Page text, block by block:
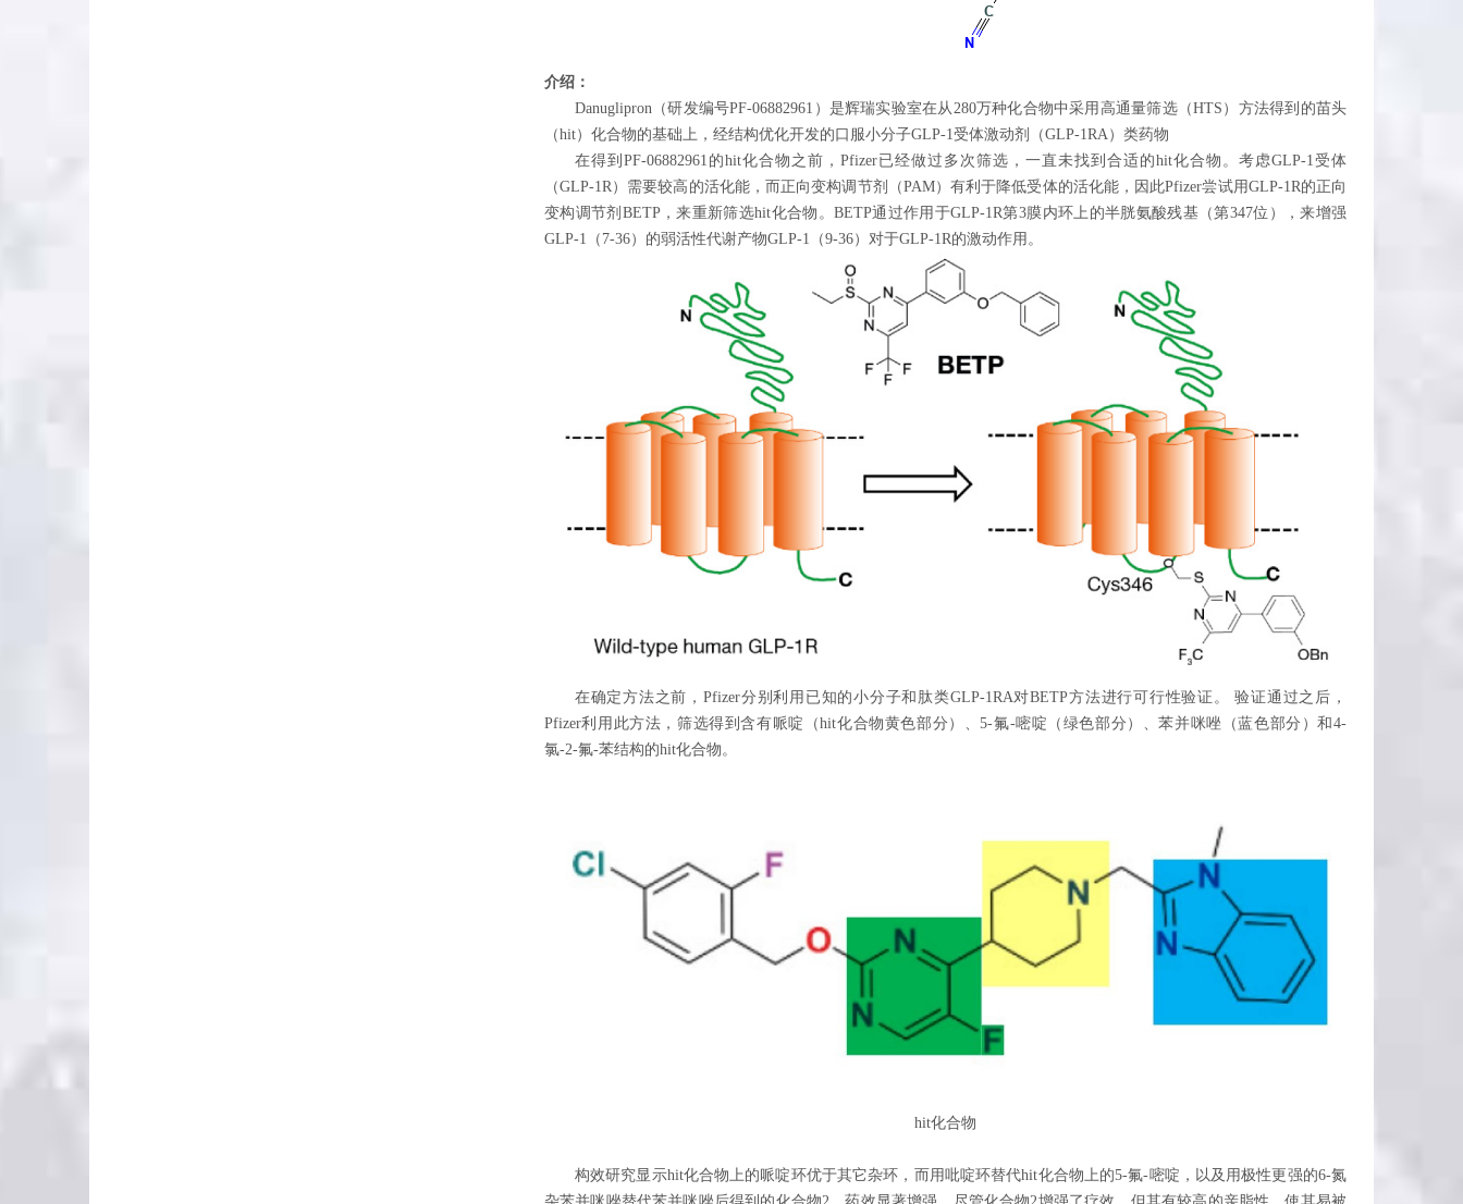
介绍：
Danuglipron（研发编号PF-06882961）是辉瑞实验室在从280万种化合物中采用高通量筛选（HTS）方法得到的苗头
（hit）化合物的基础上，经结构优化开发的口服小分子GLP-1受体激动剂（GLP-1RA）类药物
在得到PF-06882961的hit化合物之前，Pfizer已经做过多次筛选，一直未找到合适的hit化合物。考虑GLP-1受体
（GLP-1R）需要较高的活化能，而正向变构调节剂（PAM）有利于降低受体的活化能，因此Pfizer尝试用GLP-1R的正向
变构调节剂BETP，来重新筛选hit化合物。BETP通过作用于GLP-1R第3膜内环上的半胱氨酸残基（第347位），来增强
GLP-1（7-36）的弱活性代谢产物GLP-1（9-36）对于GLP-1R的激动作用。
在确定方法之前，Pfizer分别利用已知的小分子和肽类GLP-1RA对BETP方法进行可行性验证。 验证通过之后，
Pfizer利用此方法，筛选得到含有哌啶（hit化合物黄色部分）、5-氟-嘧啶（绿色部分）、苯并咪唑（蓝色部分）和4-
氯-2-氟-苯结构的hit化合物。
hit化合物
构效研究显示hit化合物上的哌啶环优于其它杂环，而用吡啶环替代hit化合物上的5-氟-嘧啶，以及用极性更强的6-氮